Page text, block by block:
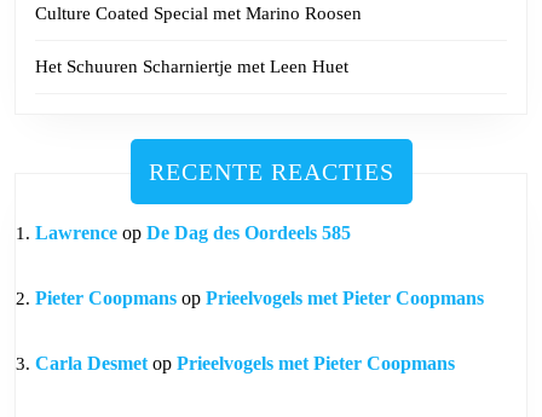
Culture Coated Special met Marino Roosen
Het Schuuren Scharniertje met Leen Huet
RECENTE REACTIES
Lawrence op De Dag des Oordeels 585
Pieter Coopmans op Prieelvogels met Pieter Coopmans
Carla Desmetop Prieelvogels met Pieter Coopmans